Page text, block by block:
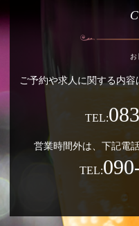
ご予約や求人に関する内
TEL:
営業時間外は、下記電
TEL: